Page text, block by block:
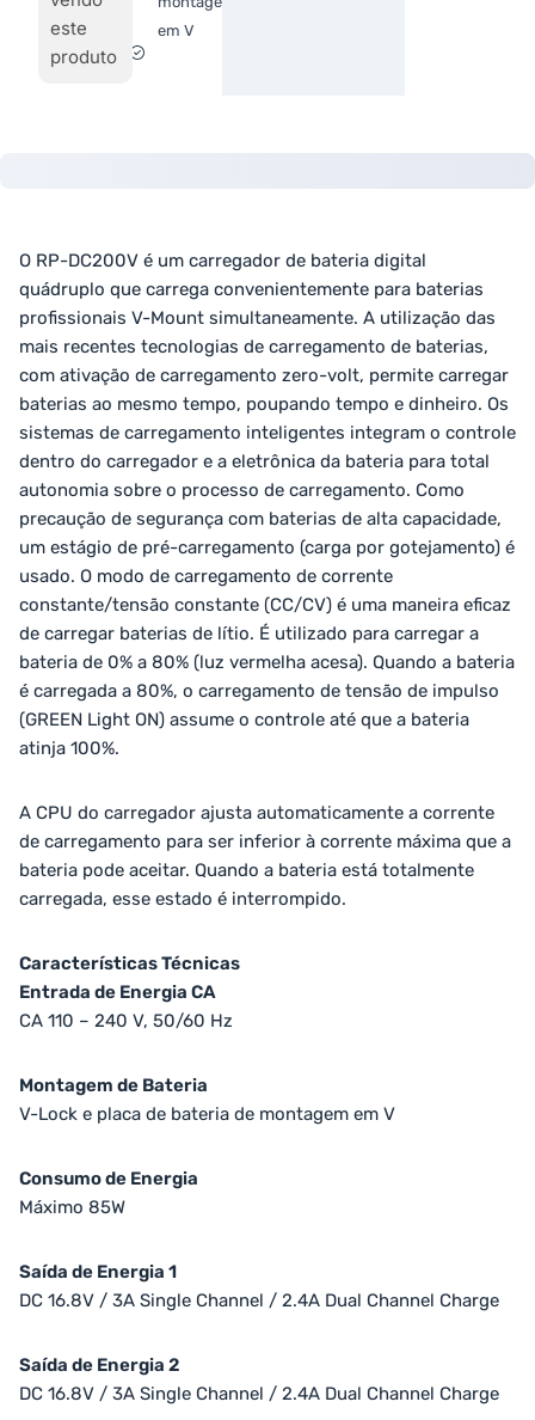
em V
este
produto
O RP-DC200V é um carregador de bateria digital
quádruplo que carrega convenientemente para baterias
profissionais V-Mount simultaneamente. A utilização das
mais recentes tecnologias de carregamento de baterias,
com ativação de carregamento zero-volt, permite carregar
baterias ao mesmo tempo, poupando tempo e dinheiro. Os
sistemas de carregamento inteligentes integram o controle
dentro do carregador e a eletrônica da bateria para total
autonomia sobre o processo de carregamento. Como
precaução de segurança com baterias de alta capacidade,
um estágio de pré-carregamento (carga por gotejamento) é
usado. O modo de carregamento de corrente
constante/tensão constante (CC/CV) é uma maneira eficaz
de carregar baterias de lítio. É utilizado para carregar a
bateria de 0% a 80% (luz vermelha acesa). Quando a bateria
é carregada a 80%, o carregamento de tensão de impulso
(GREEN Light ON) assume o controle até que a bateria
atinja 100%.
A CPU do carregador ajusta automaticamente a corrente
de carregamento para ser inferior à corrente máxima que a
bateria pode aceitar. Quando a bateria está totalmente
carregada, esse estado é interrompido.
Características Técnicas
Entrada de Energia CA
CA 110 – 240 V, 50/60 Hz
Montagem de Bateria
V-Lock e placa de bateria de montagem em V
Consumo de Energia
Máximo 85W
Saída de Energia 1
DC 16.8V / 3A Single Channel / 2.4A Dual Channel Charge
Saída de Energia 2
DC 16.8V / 3A Single Channel / 2.4A Dual Channel Charge